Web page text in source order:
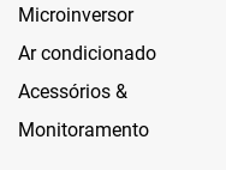
Microinversor
Ar condicionado
Acessórios &
Monitoramento